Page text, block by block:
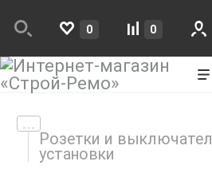
0 0
Розетки и
установки